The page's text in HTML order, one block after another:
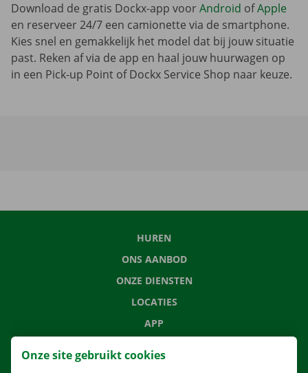
Download de gratis Dockx-app voorAndroid ofApple
en reserveer 24/7 een camionette via de smartphone.
Kies snel en gemakkelijk het model dat bij jouw situatie
past. Reken af via de app en haal jouw huurwagen op
in een Pick-up Point of Dockx Service Shop naar keuze.
HUREN
ONS AANBOD
ONZE DIENSTEN
LOCATIES
APP
Onze site gebruikt cookies